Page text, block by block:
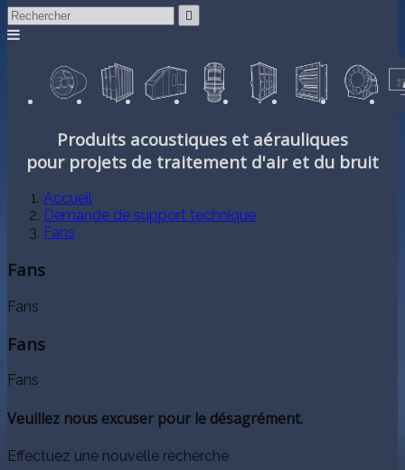

Produits acoustiques et aérauliques
pour projets de traitement d'air et du bruit
Accueil
Demande de support technique
Fans
Fans
Fans
Fans
Fans
Veuillez nous excuser pour le désagrément.
Effectuez une nouvelle recherche